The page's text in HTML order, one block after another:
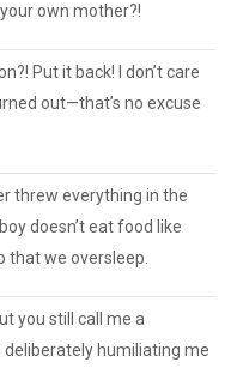
own mother?!
Put it back! I don’t care
out—that’s no excuse
threw everything in the
doesn’t eat food like
that we oversleep.
you still call me a
humiliating me